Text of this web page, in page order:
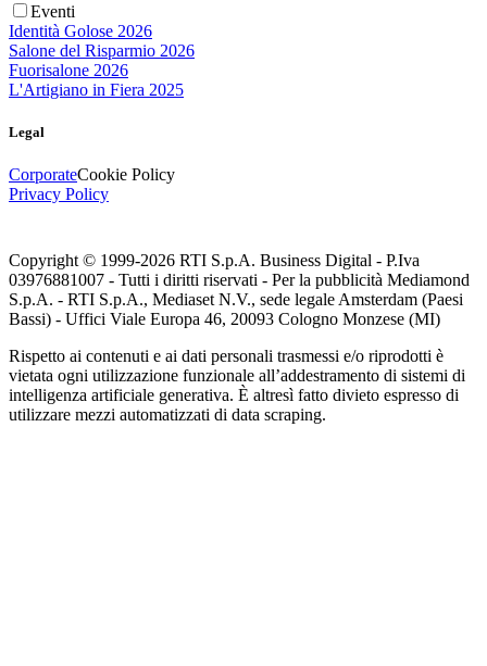
Eventi
Identità Golose 2026
Salone del Risparmio 2026
Fuorisalone 2026
L'Artigiano in Fiera 2025
Legal
CorporateCookie Policy
Privacy Policy
Copyright © 1999-2026 RTI S.p.A. Business Digital - P.Iva
03976881007 - Tutti i diritti riservati - Per la pubblicità Mediamond
S.p.A. - RTI S.p.A., Mediaset N.V., sede legale Amsterdam (Paesi
Bassi) - Uffici Viale Europa 46, 20093 Cologno Monzese (MI)
Rispetto ai contenuti e ai dati personali trasmessi e/o riprodotti è
vietata ogni utilizzazione funzionale all’addestramento di sistemi di
intelligenza artificiale generativa. È altresì fatto divieto espresso di
utilizzare mezzi automatizzati di data scraping.